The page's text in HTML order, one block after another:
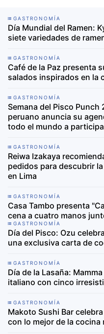
GASTRONOMÍA
Día Mundial del Ramen:
siete variedades de
GASTRONOMÍA
Café de la Paz presenta
salados inspirados en la
GASTRONOMÍA
Semana del Pisco
peruano anuncia su
todo el mundo a
GASTRONOMÍA
Reiwa Izakaya
pedidos para descubrir
en Lima
GASTRONOMÍA
Casa Tambo presenta
cena a cuatro manos
GASTRONOMÍA
Día del Pisco: Ozu
una exclusiva carta de
GASTRONOMÍA
Día de la Lasaña:
italiano con cinco
GASTRONOMÍA
Makoto Sushi Bar
con lo mejor de la cocina